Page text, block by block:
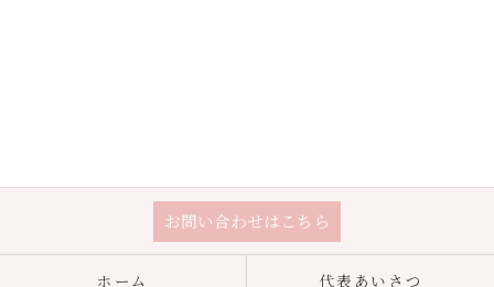
お問い合わせはこちら
ホーム 代表あいさつ